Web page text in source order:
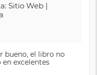
Sitio Web |
bueno, el libro no
excelentes